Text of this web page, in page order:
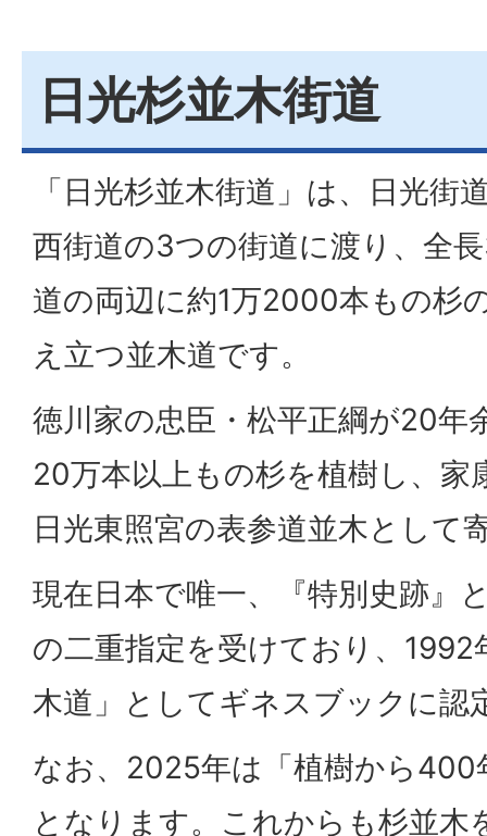
日光杉並木街道
「日光杉並木街道」は、日光街
西街道の3つの街道に渡り、全
道の両辺に約1万2000本もの杉
え立つ並木道です。
徳川家の忠臣・松平正綱が20年
20万本以上もの杉を植樹し、家
日光東照宮の表参道並木として
現在日本で唯一、『特別史跡』
の二重指定を受けており、1992
木道」としてギネスブックに認
なお、2025年は「植樹から400
となります。これからも杉並木